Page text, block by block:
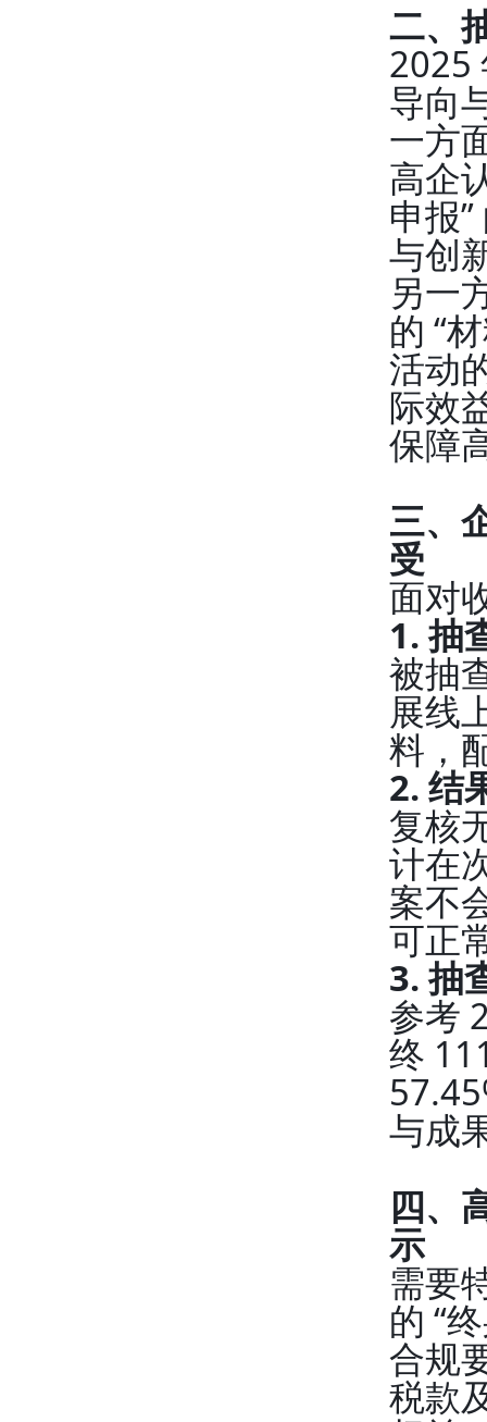
二、
2025
导向
一方
高企
申报
与创
另一
的 “
活动
际效
保障
三、
受
面对
1. 抽
被抽
展线
料，
2. 结
复核
计在
案不
可正
3. 抽
参考
终
与成
四、
示
需要
的 “
合规
税款